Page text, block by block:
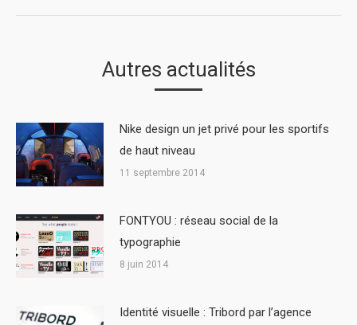
Autres actualités
Nike design un jet privé pour les sportifs
de haut niveau
11 septembre 2014
FONTYOU : réseau social de la
typographie
8 juin 2014
Identité visuelle : Tribord par l’agence